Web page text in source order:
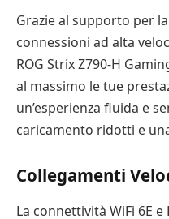
Grazie al supporto per
connessioni ad alta
ROG Strix Z790-H
al massimo le tue
un’esperienza fluida e
caricamento ridotti e
Collegamenti
La connettività WiFi 6E